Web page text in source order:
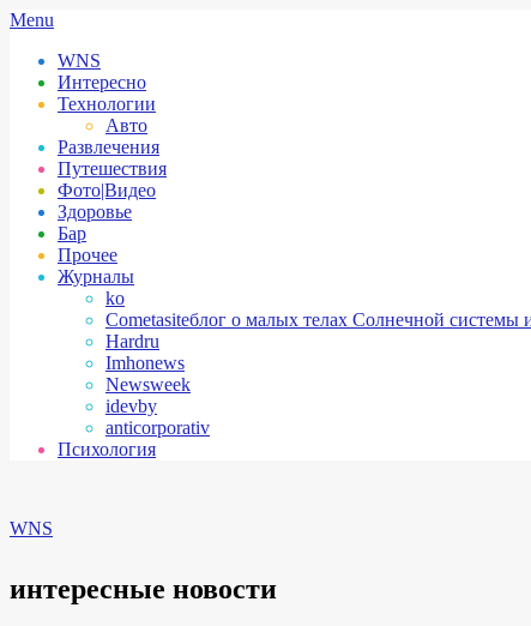
Skip
content
Secondary
Menu
Menu
WNS
Интересно
Технологии
Авто
Развлечения
Путешествия
Фото|Видео
Здоровье
Бар
Прочее
Журналы
ko
Cometasiteблог о малых телах Солнечной системы
Hardru
Imhonews
Newsweek
idevby
anticorporativ
Психология
WNS
интересные новости